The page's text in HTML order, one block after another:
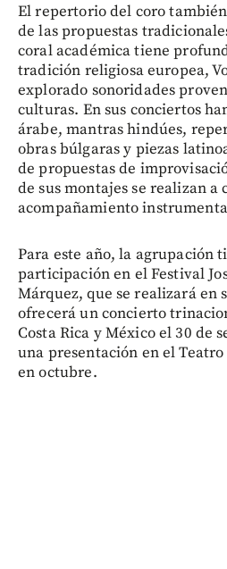
El repertorio del coro
de las propuestas
coral académica tiene
tradición religiosa europea,
explorado sonoridades
culturas. En sus conciertos
árabe, mantras hindúes,
obras búlgaras y piezas
de propuestas de
de sus montajes se realizan a
acompañamiento
Para este año, la agrupación
participación en el Festival
Márquez, que se realizará en
ofrecerá un concierto
Costa Rica y México el 30 de
una presentación en el
en octubre.